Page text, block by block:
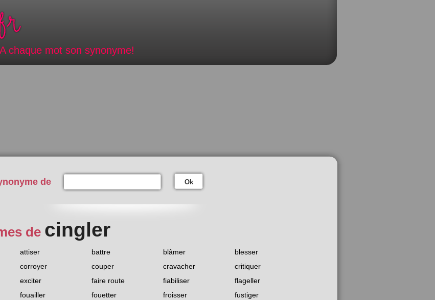
A chaque mot son synonyme!
de Ok
de cingler
attiser battre blâmer
blesser
corroyer couper cravacher
critiquer
exciter faire route fiabiliser
flageller
fouailler fouetter froisser
fustiger